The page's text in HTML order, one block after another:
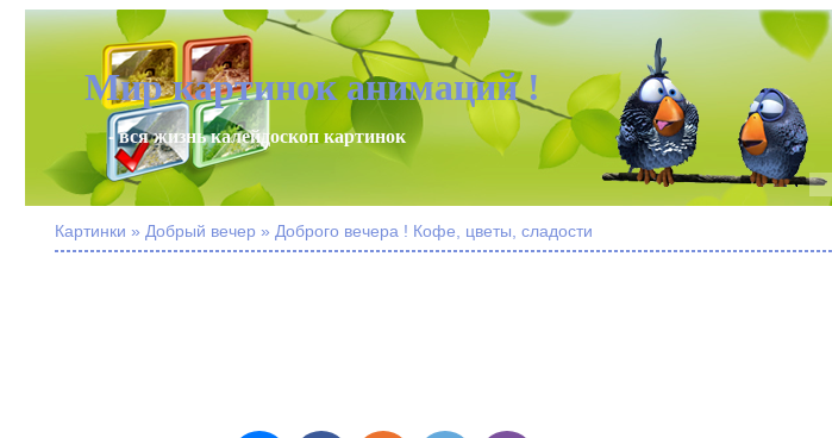
Мир картинок анимаций !
- вся жизнь калейдоскоп картинок
Картинки » Добрый вечер » Доброго вечера ! Кофе, цветы, сладости